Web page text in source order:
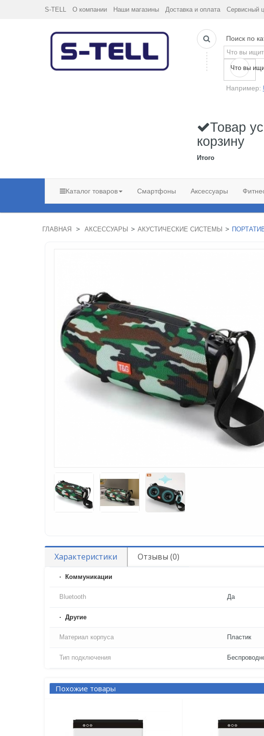
S-TELL О компании Наши магазины Доставка и оплата Сервисный
Поиск по
Что вы
Например:
Товар
корзину
Итого
Каталог товаров Смартфоны Аксессуары
ГЛАВНАЯ > АКСЕССУАРЫ > АКУСТИЧЕСКИЕ СИСТЕМЫ >
Характеристики Отзывы (0)
Коммуникации
Bluetooth Да
Другие
Материал корпуса Пластик
Тип подключения
Похожие товары